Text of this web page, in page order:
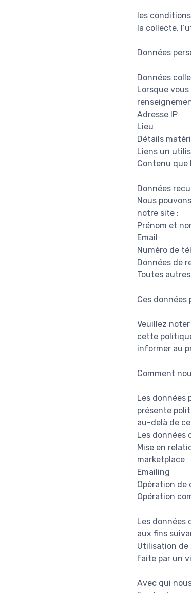
les
la collecte,
Données
Données
Lorsque
Adresse IP
Lieu
Détails
Liens un
Contenu que
Données
Nous
notre site :
Prénom et
Email
Numéro de
Données de
Toutes
Ces
Veuillez
cette
informer au
Comment
Les données
présente
au-delà de
Les données
Mise en
marketplace
Emailing
Opération de
Opération
Les données
aux fins
Utilisation de
faite par un
Avec qui